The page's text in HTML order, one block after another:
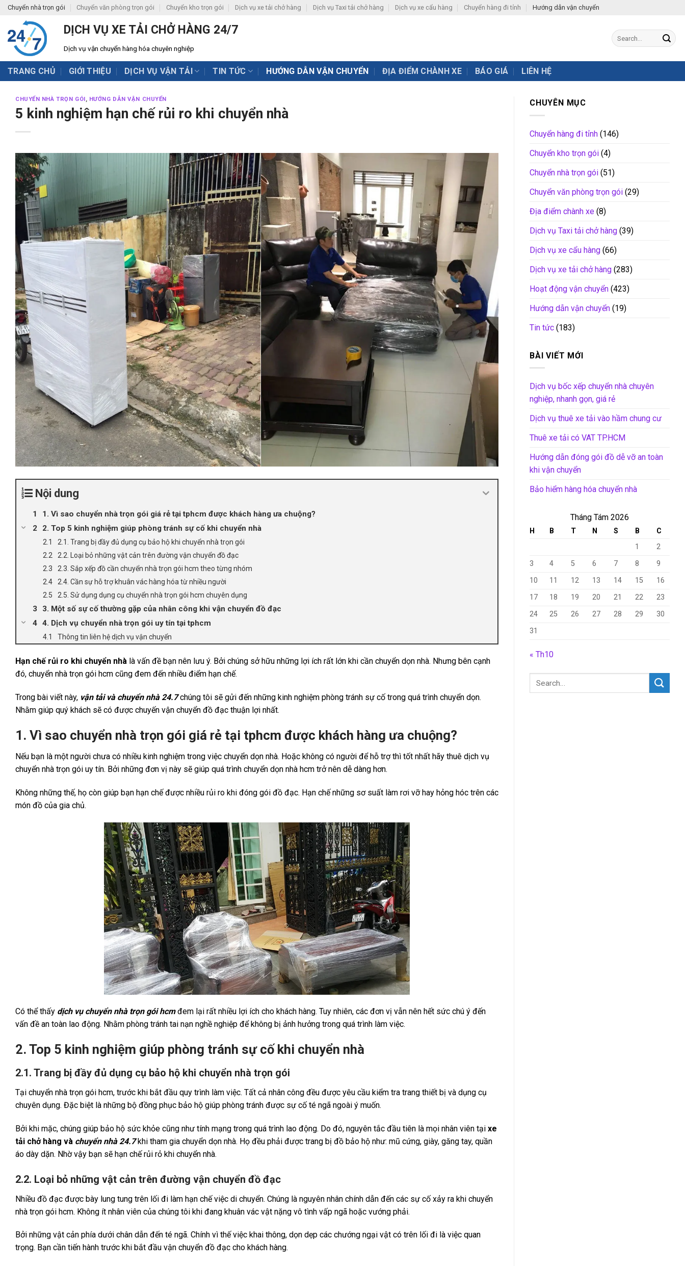
Skip
content
Chuyển nhà trọn gói Chuyển văn phòng trọn gói Chuyển kho trọn gói Dịch vụ xe tải chở hàng Dịch vụ Taxi tải chở hàng Dịch vụ xe cẩu hàng Chuyển hàng đi tỉnh Hướng dẫn vận chuyển
DỊCH VỤ XE TẢI CHỞ HÀNG 24/7
Dịch vụ vận chuyển hàng hóa chuyên nghiệp
TRANG CHỦ GIỚI THIỆU DỊCH VỤ VẬN TẢI TIN TỨC HƯỚNG DẪN VẬN CHUYỂN ĐỊA ĐIỂM CHÀNH XE BÁO GIÁ LIÊN HỆ
CHUYỂN NHÀ TRỌN GÓI, HƯỚNG DẪN VẬN CHUYỂN
5 kinh nghiệm hạn chế rủi ro khi chuyển nhà
Nội dung
1. Vì sao chuyển nhà trọn gói giá rẻ tại tphcm được khách hàng ưa chuộng?
2. Top 5 kinh nghiệm giúp phòng tránh sự cố khi chuyển nhà
2.1. Trang bị đầy đủ dụng cụ bảo hộ khi chuyển nhà trọn gói
2.2. Loại bỏ những vật cản trên đường vận chuyển đồ đạc
2.3. Sắp xếp đồ cần chuyển nhà trọn gói hcm theo từng nhóm
2.4. Cần sự hỗ trợ khuân vác hàng hóa từ nhiều người
2.5. Sử dụng dụng cụ chuyển nhà trọn gói hcm chuyên dụng
3. Một số sự cố thường gặp của nhân công khi vận chuyển đồ đạc
4. Dịch vụ chuyển nhà trọn gói uy tín tại tphcm
Thông tin liên hệ dịch vụ vận chuyển
Hạn chế rủi ro khi chuyển nhà là vấn đề bạn nên lưu ý. Bởi chúng sở hữu những lợi ích rất lớn khi cần chuyển dọn nhà. Nhưng bên cạnh
đó, chuyển nhà trọn gói hcm cũng đem đến nhiều điểm hạn chế.
Trong bài viết này, vận tải và chuyển nhà 24.7chúng tôi sẽ gửi đến những kinh nghiệm phòng tránh sự cố trong quá trình chuyển dọn.
Nhằm giúp quý khách sẽ có được chuyến vận chuyển đồ đạc thuận lợi nhất.
1. Vì sao chuyển nhà trọn gói giá rẻ tại tphcm được khách hàng ưa chuộng?
Nếu bạn là một người chưa có nhiều kinh nghiệm trong việc chuyển dọn nhà. Hoặc không có người để hỗ trợ thì tốt nhất hãy thuê dịch vụ
chuyển nhà trọn gói uy tín. Bởi những đơn vị này sẽ giúp quá trình chuyển dọn nhà hcm trở nên dễ dàng hơn.
Không những thế, họ còn giúp bạn hạn chế được nhiều rủi ro khi đóng gói đồ đạc. Hạn chế những sơ suất làm rơi vỡ hay hỏng hóc trên các
món đồ của gia chủ.
Có thể thấy dịch vụ chuyển nhà trọn gói hcm đem lại rất nhiều lợi ích cho khách hàng. Tuy nhiên, các đơn vị vẫn nên hết sức chú ý đến
vấn đề an toàn lao động. Nhằm phòng tránh tai nạn nghề nghiệp để không bị ảnh hưởng trong quá trình làm việc.
2. Top 5 kinh nghiệm giúp phòng tránh sự cố khi chuyển nhà
2.1. Trang bị đầy đủ dụng cụ bảo hộ khi chuyển nhà trọn gói
Tại chuyển nhà trọn gói hcm, trước khi bắt đầu quy trình làm việc. Tất cả nhân công đều được yêu cầu kiểm tra trang thiết bị và dụng cụ
chuyên dụng. Đặc biệt là những bộ đồng phục bảo hộ giúp phòng tránh được sự cố té ngã ngoài ý muốn.
Bởi khi mặc, chúng giúp bảo hộ sức khỏe cũng như tính mạng trong quá trình lao động. Do đó, nguyên tắc đầu tiên là mọi nhân viên tại xe
tải chở hàng và chuyển nhà 24.7khi tham gia chuyển dọn nhà. Họ đều phải được trang bị đồ bảo hộ như: mũ cứng, giày, găng tay, quần
áo dày dặn. Nhờ vậy bạn sẽ hạn chế rủi rỏ khi chuyển nhà.
2.2. Loại bỏ những vật cản trên đường vận chuyển đồ đạc
Nhiều đồ đạc được bày lung tung trên lối đi làm hạn chế việc di chuyển. Chúng là nguyên nhân chính dẫn đến các sự cố xảy ra khi chuyển
nhà trọn gói hcm. Không ít nhân viên của chúng tôi khi đang khuân vác vật nặng vô tình vấp ngã hoặc vướng phải.
Bởi những vật cản phía dưới chân dẫn đến té ngã. Chính vì thế việc khai thông, dọn dẹp các chướng ngại vật có trên lối đi là việc quan
trọng. Bạn cần tiến hành trước khi bắt đầu vận chuyển đồ đạc cho khách hàng.
CHUYÊN MỤC
Chuyển hàng đi tỉnh (146)
Chuyển kho trọn gói (4)
Chuyển nhà trọn gói (51)
Chuyển văn phòng trọn gói (29)
Địa điểm chành xe (8)
Dịch vụ Taxi tải chở hàng (39)
Dịch vụ xe cẩu hàng (66)
Dịch vụ xe tải chở hàng (283)
Hoạt động vận chuyển (423)
Hướng dẫn vận chuyển (19)
Tin tức (183)
BÀI VIẾT MỚI
Dịch vụ bốc xếp chuyển nhà chuyên
nghiệp, nhanh gọn, giá rẻ
Dịch vụ thuê xe tải vào hầm chung cư
Thuê xe tải có VAT TP.HCM
Hướng dẫn đóng gói đồ dễ vỡ an toàn
khi vận chuyển
Bảo hiểm hàng hóa chuyển nhà
Tháng Tám 2026
H B T N S B
C
1
2
3
4 5 6 7 8
9
10
11 12 13 14 15
16
17
18 19 20 21 22
23
24
25 26 27 28 29
30
31
« Th10